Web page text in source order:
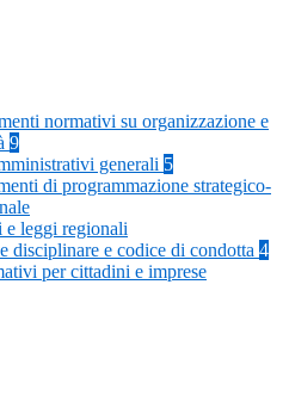
normativi su organizzazione e
9
generali 5
di programmazione strategico-
e leggi regionali
disciplinare e codice di condotta 4
per cittadini e imprese